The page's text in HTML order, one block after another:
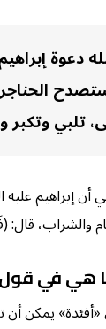
دعوة
تلبي وتكبر
أن إبراهيم
(فَاجْعَلْ أَفْئِدَةً مِّنَ النَّاسِ
هي في قول
يمكن أن